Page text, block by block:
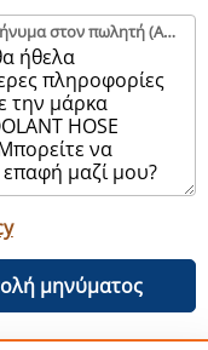
Γράψε ένα μήνυμα στον πωλητή (Aπαιτείται)
μηνύματος